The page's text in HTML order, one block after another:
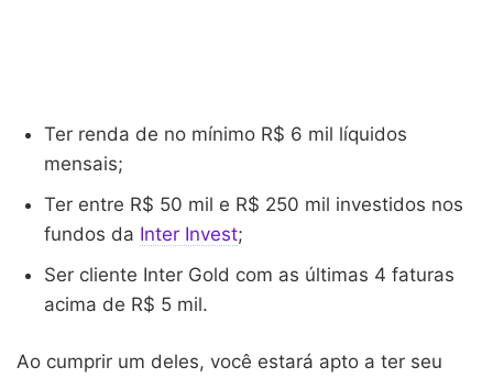
Ter renda de no mínimo R$ 6 mil líquidos
mensais;
Ter entre R$ 50 mil e R$ 250 mil investidos nos
fundos da Inter Invest;
Ser cliente Inter Gold com as últimas 4 faturas
acima de R$ 5 mil.
Ao cumprir um deles, você estará apto a ter seu